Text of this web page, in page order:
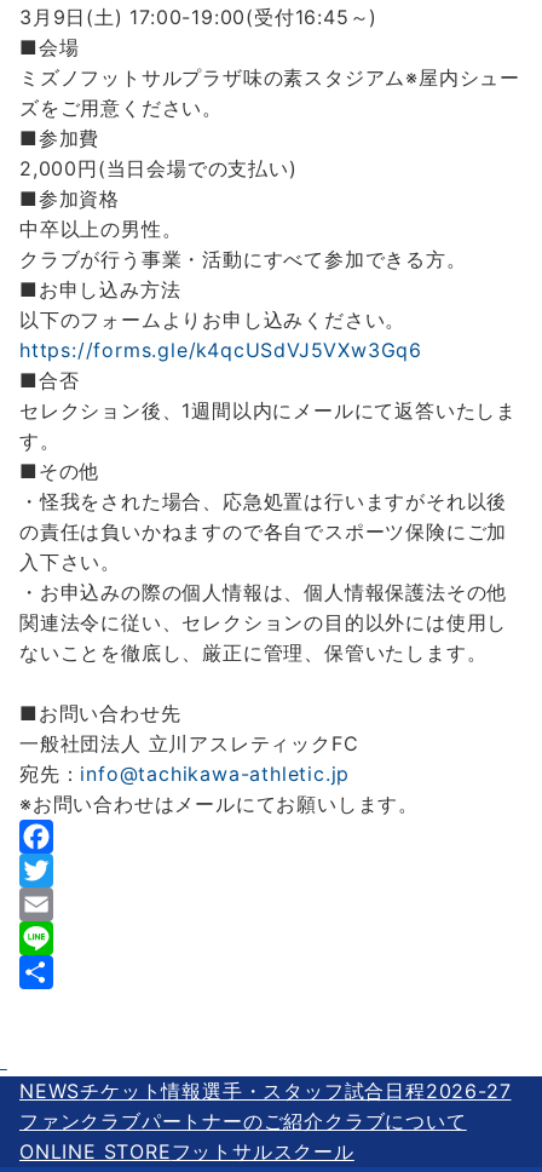
3月9日(土) 17:00-19:00(受付16:45～)
■会場
ミズノフットサルプラザ味の素スタジアム※屋内シュー
ズをご用意ください。
■参加費
2,000円(当日会場での支払い)
■参加資格
中卒以上の男性。
クラブが行う事業・活動にすべて参加できる方。
■お申し込み方法
以下のフォームよりお申し込みください。
https://forms.gle/k4qcUSdVJ5VXw3Gq6
■合否
セレクション後、1週間以内にメールにて返答いたしま
す。
■その他
・怪我をされた場合、応急処置は行いますがそれ以後
の責任は負いかねますので各自でスポーツ保険にご加
入下さい。
・お申込みの際の個人情報は、個人情報保護法その他
関連法令に従い、セレクションの目的以外には使用し
ないことを徹底し、厳正に管理、保管いたします。
■お問い合わせ先
一般社団法人 立川アスレティックFC
宛先： info@tachikawa-athletic.jp
※お問い合わせはメールにてお願いします。
F
a
c
e
o
k
T
w
e
r
E
m
l
L
e
NEWSチケット情報選手・スタッフ試合日程2026-27
ファンクラブパートナーのご紹介 クラブについて
ONLINE STOREフットサルスクール